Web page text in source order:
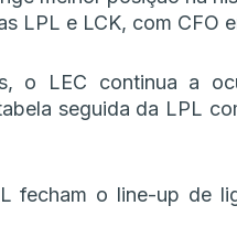
LPL e LCK, com CFO
o LEC continua a
seguida da LPL
fecham o line-up de